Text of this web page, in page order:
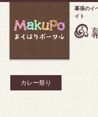
幕張のイ
イト
カレー祭り